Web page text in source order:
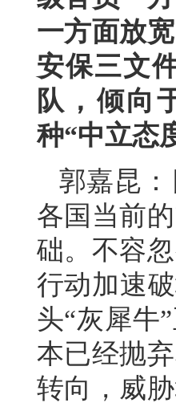
一方面放
安保三文
队，倾向
种“中立态
郭嘉昆
各国当前
础。不容
行动加速
头“灰犀牛
本已经抛
转向，威